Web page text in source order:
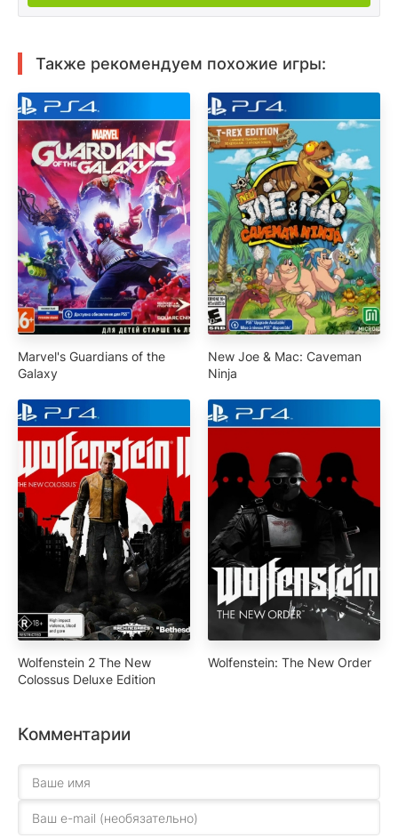
Также рекомендуем похожие игры:
Marvel's Guardians of the
Galaxy
New Joe & Mac: Caveman
Ninja
Wolfenstein 2 The New
Colossus Deluxe Edition
Wolfenstein: The New Order
Комментарии